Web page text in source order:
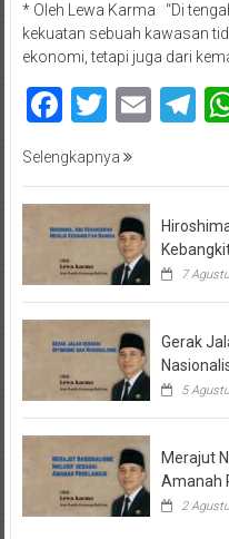
* Oleh Lewa Karma “Di
kekuatan sebuah kawasan
ekonomi, tetapi juga dari
Facebook
Twitter
Selengkapnya
7
Gerak
5
Merajut
Amanah
2